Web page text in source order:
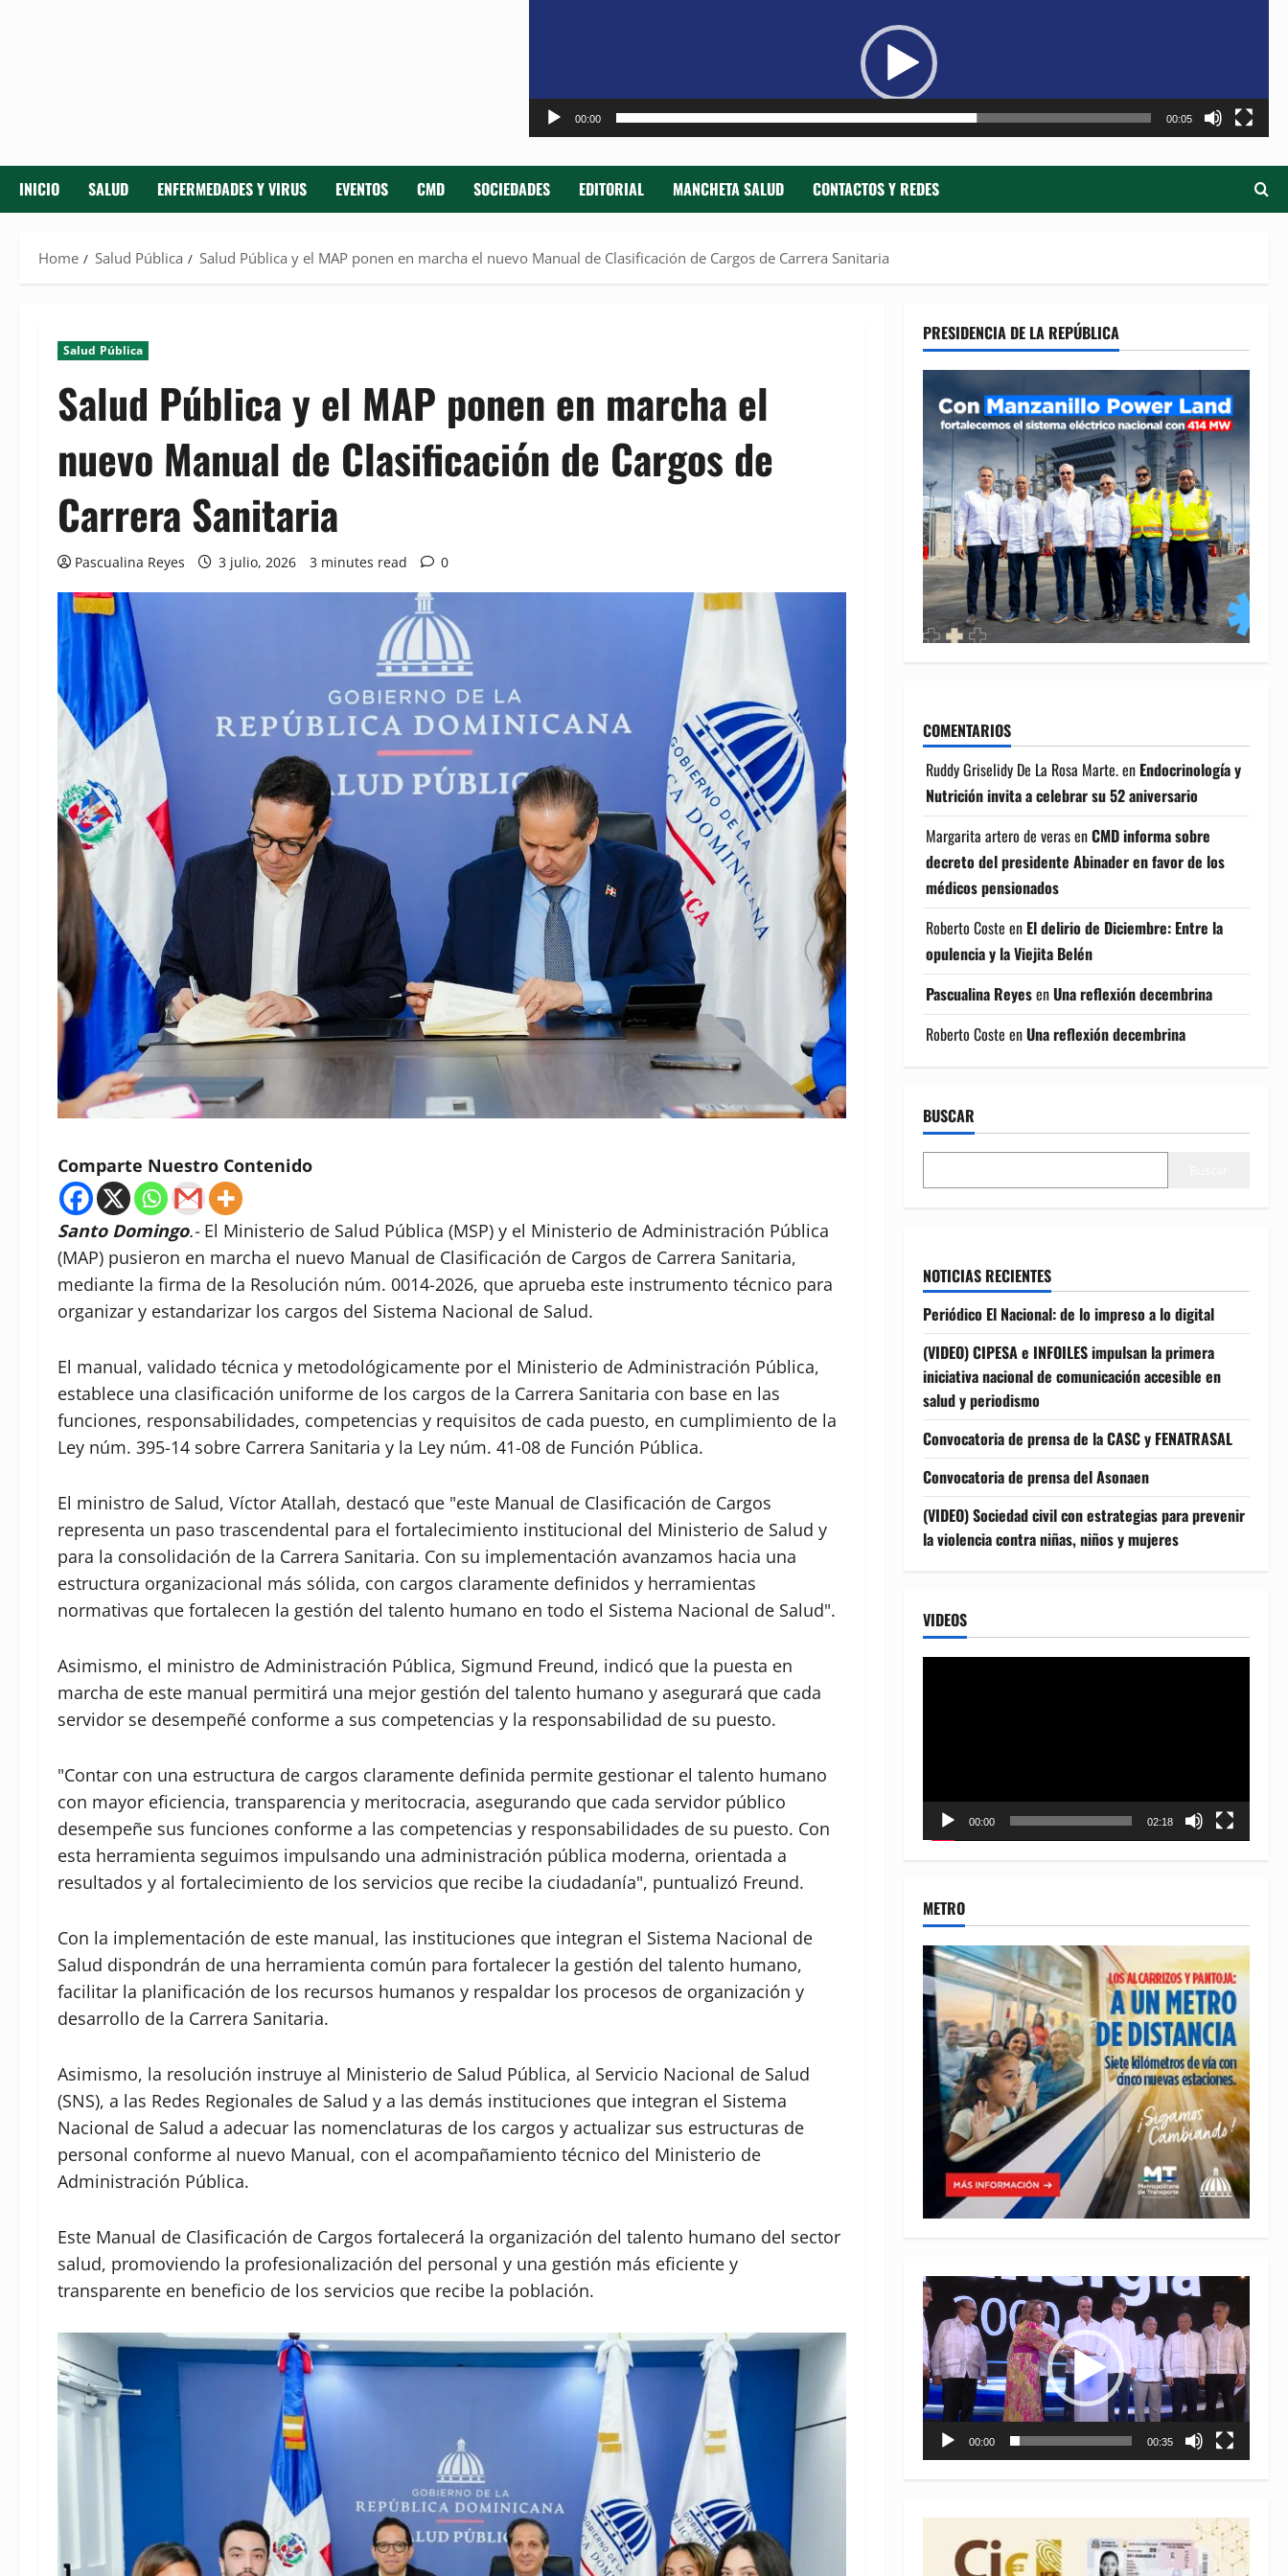
00:00 00:05
INICIO SALUD ENFERMEDADES Y VIRUS EVENTOS CMD SOCIEDADES EDITORIAL MANCHETA SALUD CONTACTOS Y REDES
Home Salud Pública Salud Pública y el MAP ponen en marcha el nuevo Manual de Clasificación de Cargos de Carrera Sanitaria
Salud Pública
Salud Pública y el MAP ponen en marcha el
nuevo Manual de Clasificación de Cargos de
Carrera Sanitaria
Pascualina Reyes 3 julio, 2026 3 minutes read 0
Comparte Nuestro Contenido
Santo Domingo.-El Ministerio de Salud Pública (MSP) y el Ministerio de Administración Pública
(MAP) pusieron en marcha el nuevo Manual de Clasificación de Cargos de Carrera Sanitaria,
mediante la firma de la Resolución núm. 0014-2026, que aprueba este instrumento técnico para
organizar y estandarizar los cargos del Sistema Nacional de Salud.
El manual, validado técnica y metodológicamente por el Ministerio de Administración Pública,
establece una clasificación uniforme de los cargos de la Carrera Sanitaria con base en las
funciones, responsabilidades, competencias y requisitos de cada puesto, en cumplimiento de la
Ley núm. 395-14 sobre Carrera Sanitaria y la Ley núm. 41-08 de Función Pública.
El ministro de Salud, Víctor Atallah, destacó que "este Manual de Clasificación de Cargos
representa un paso trascendental para el fortalecimiento institucional del Ministerio de Salud y
para la consolidación de la Carrera Sanitaria. Con su implementación avanzamos hacia una
estructura organizacional más sólida, con cargos claramente definidos y herramientas
normativas que fortalecen la gestión del talento humano en todo el Sistema Nacional de Salud".
Asimismo, el ministro de Administración Pública, Sigmund Freund, indicó que la puesta en
marcha de este manual permitirá una mejor gestión del talento humano y asegurará que cada
servidor se desempeñé conforme a sus competencias y la responsabilidad de su puesto.
"Contar con una estructura de cargos claramente definida permite gestionar el talento humano
con mayor eficiencia, transparencia y meritocracia, asegurando que cada servidor público
desempeñe sus funciones conforme a las competencias y responsabilidades de su puesto. Con
esta herramienta seguimos impulsando una administración pública moderna, orientada a
resultados y al fortalecimiento de los servicios que recibe la ciudadanía", puntualizó Freund.
Con la implementación de este manual, las instituciones que integran el Sistema Nacional de
Salud dispondrán de una herramienta común para fortalecer la gestión del talento humano,
facilitar la planificación de los recursos humanos y respaldar los procesos de organización y
desarrollo de la Carrera Sanitaria.
Asimismo, la resolución instruye al Ministerio de Salud Pública, al Servicio Nacional de Salud
(SNS), a las Redes Regionales de Salud y a las demás instituciones que integran el Sistema
Nacional de Salud a adecuar las nomenclaturas de los cargos y actualizar sus estructuras de
personal conforme al nuevo Manual, con el acompañamiento técnico del Ministerio de
Administración Pública.
Este Manual de Clasificación de Cargos fortalecerá la organización del talento humano del sector
salud, promoviendo la profesionalización del personal y una gestión más eficiente y
transparente en beneficio de los servicios que recibe la población.
PRESIDENCIA DE LA REPÚBLICA
COMENTARIOS
Ruddy Griselidy De La Rosa Marte.en Endocrinología y
Nutrición invita a celebrar su 52 aniversario
Margarita artero de verasenCMD informa sobre
decreto del presidente Abinader en favor de los
médicos pensionados
Roberto Coste en El delirio de Diciembre: Entre la
opulencia y la Viejita Belén
Pascualina ReyesenUna reflexión decembrina
Roberto Coste enUna reflexión decembrina
BUSCAR
NOTICIAS RECIENTES
Periódico El Nacional: de lo impreso a lo digital
(VIDEO) CIPESA e INFOILES impulsan la primera
iniciativa nacional de comunicación accesible en
salud y periodismo
Convocatoria de prensa de la CASC y FENATRASAL
Convocatoria de prensa del Asonaen
(VIDEO) Sociedad civil con estrategias para prevenir
la violencia contra niñas, niños y mujeres
VIDEOS
00:00 02:18
METRO
Reproductor
de
vídeo
00:00 00:35